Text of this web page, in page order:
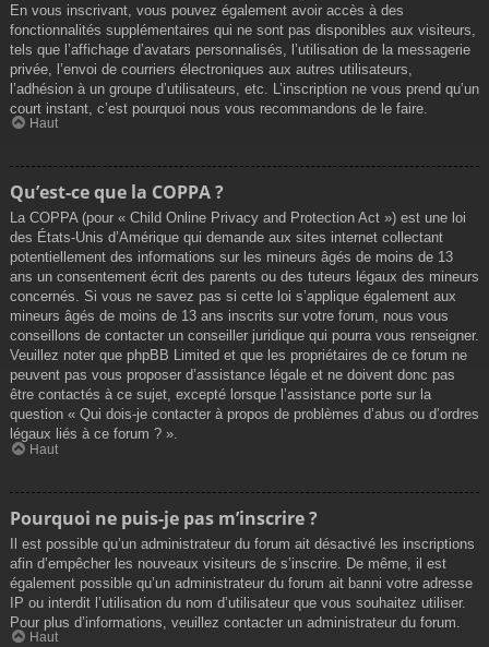
En vous inscrivant, vous pouvez également avoir accès à des
fonctionnalités supplémentaires qui ne sont pas disponibles aux visiteurs,
tels que l’affichage d’avatars personnalisés, l’utilisation de la messagerie
privée, l’envoi de courriers électroniques aux autres utilisateurs,
l’adhésion à un groupe d’utilisateurs, etc. L’inscription ne vous prend qu’un
court instant, c’est pourquoi nous vous recommandons de le faire.
Haut
Qu’est-ce que la COPPA ?
La COPPA (pour « Child Online Privacy and Protection Act ») est une loi
des États-Unis d’Amérique qui demande aux sites internet collectant
potentiellement des informations sur les mineurs âgés de moins de 13
ans un consentement écrit des parents ou des tuteurs légaux des mineurs
concernés. Si vous ne savez pas si cette loi s’applique également aux
mineurs âgés de moins de 13 ans inscrits sur votre forum, nous vous
conseillons de contacter un conseiller juridique qui pourra vous renseigner.
Veuillez noter que phpBB Limited et que les propriétaires de ce forum ne
peuvent pas vous proposer d’assistance légale et ne doivent donc pas
être contactés à ce sujet, excepté lorsque l’assistance porte sur la
question « Qui dois-je contacter à propos de problèmes d’abus ou d’ordres
légaux liés à ce forum ? ».
Haut
Pourquoi ne puis-je pas m’inscrire ?
Il est possible qu’un administrateur du forum ait désactivé les inscriptions
afin d’empêcher les nouveaux visiteurs de s’inscrire. De même, il est
également possible qu’un administrateur du forum ait banni votre adresse
IP ou interdit l’utilisation du nom d’utilisateur que vous souhaitez utiliser.
Pour plus d’informations, veuillez contacter un administrateur du forum.
Haut